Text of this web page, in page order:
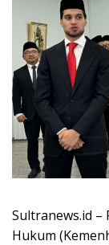
Sultranews.id –
Hukum